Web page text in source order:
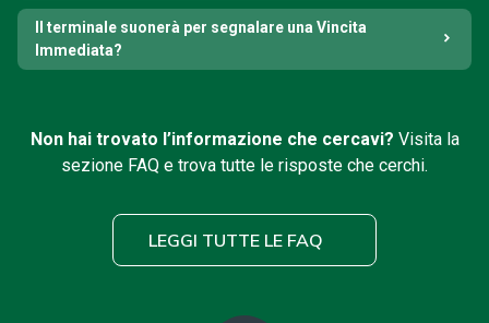
Il terminale suonerà per segnalare una Vincita
Immediata?
Non hai trovato l’informazione che cercavi? Visita la
sezione FAQ e trova tutte le risposte che cerchi.
LEGGI TUTTE LE FAQ